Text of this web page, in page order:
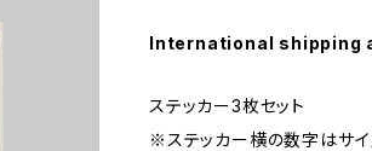
International shipping
ステッカー3枚セット
※ステッカー横の数字はサ